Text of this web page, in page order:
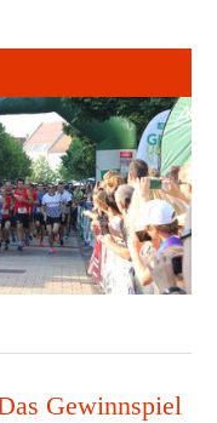
Gewinnspiel